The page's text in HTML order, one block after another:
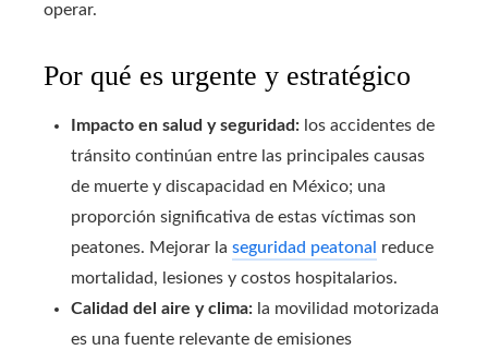
operar.
Por qué es urgente y estratégico
Impacto en salud y seguridad: los accidentes de
tránsito continúan entre las principales causas
de muerte y discapacidad en México; una
proporción significativa de estas víctimas son
peatones. Mejorar la seguridad peatonal
reduce
mortalidad, lesiones y costos hospitalarios.
Calidad del aire y clima: la movilidad motorizada
es una fuente relevante de emisiones